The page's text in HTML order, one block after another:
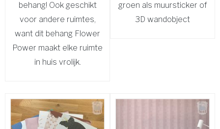
behang! Ook geschikt
voor andere ruimtes,
want dit behang Flower
Power maakt elke ruimte
in huis vrolijk.
groen als muursticker of
3D wandobject